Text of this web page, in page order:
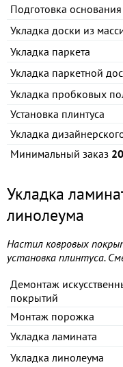
Подготовка основания
Укладка доски из
Укладка паркета
Укладка паркетной
Укладка пробковых
Установка плинтуса
Укладка
Минимальный заказ
Укладка
линолеума
Настил ковровых
установка плинтуса.
Демонтаж
покрытий
Монтаж порожка
Укладка ламината
Укладка линолеума